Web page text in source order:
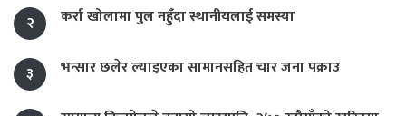
२ कर्रा खोलामा पुल नहुँदा स्थानीयलाई समस्या
३ भन्सार छलेर ल्याइएका सामानसहित चार जना पक्राउ